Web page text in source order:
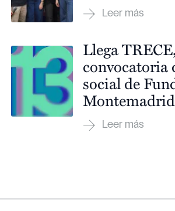
Llega
convocatoria
social de
Montemadrid